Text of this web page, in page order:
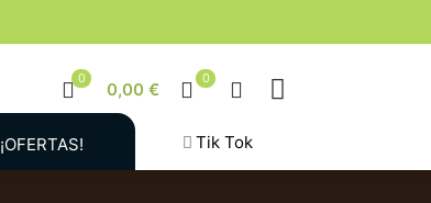
0
0,00 €
0
¡OFERTAS! Tik Tok